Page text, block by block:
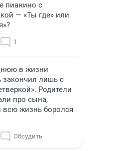
пианино с
— «Ты где» или
1
в жизни
закончил лишь с
Родители
про сына,
всю жизнь боролся
Обсудить